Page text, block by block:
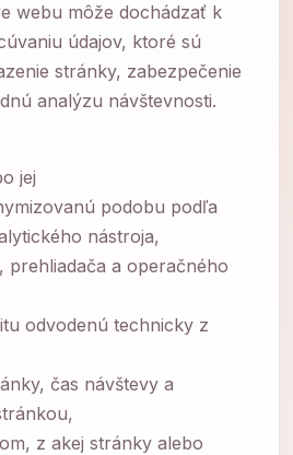
webu môže dochádzať k
údajov, ktoré sú
stránky, zabezpečenie
analýzu návštevnosti.
jej
podobu podľa
nástroja,
prehliadača a operačného
odvodenú technicky z
čas návštevy a
z akej stránky alebo